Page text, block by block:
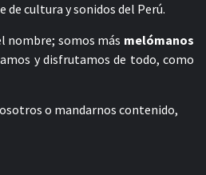
cultura y sonidos del Perú.
nombre; somos más melómanos
y disfrutamos de todo, como
o mandarnos contenido,